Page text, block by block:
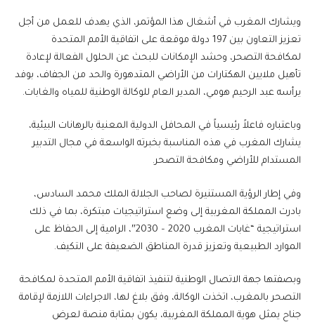
ويشارك المغرب في أشغال هذا المؤتمر، الذي يهدف للعمل من أجل
تعزيز التعاون بين 197 دولة موقعة على اتفاقية الأمم المتحدة
لمكافحة التصحر، وحشد الإمكانات للبحث عن الحلول الفعالة لإعادة
تأهيل ملايين الهكتارات من الأراضي المتدهورة والحد من الجفاف، بوفد
يرأسه عبد الرحيم هومي، المدير العام للوكالة الوطنية للمياه والغابات.
وباعتباره فاعلاً رئيسياً في المحافل الدولية المعنية بالرهانات البيئية،
يشارك المغرب في هذه المناسبة بخبرته الواسعة في مجال التدبير
المستدام للأراضي ومكافحة التصحر.
وفي إطار الرؤية المستنيرة لصاحب الجلالة الملك محمد السادس،
بادرت المملكة المغربية إلى وضع استراتيجيات مبتكرة، بما في ذلك
استراتيجية “غابات المغرب 2020 – 2030″، الرامية إلى الحفاظ على
الموارد الطبيعية وتعزيز قدرة المناطق الضعيفة على التكيف.
وبصفتها جهة الاتصال الوطنية لتنفيذ اتفاقية الأمم المتحدة لمكافحة
التصحر بالمغرب، اتخذت الوكالة، وفق بلاغ لها، الاجراءات اللازمة لإقامة
جناح يمثل هوية المملكة المغربية، يكون بمثابة منصة لعرض